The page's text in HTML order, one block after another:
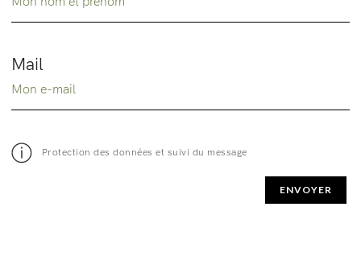
Mail
Protection des données et suivi du message
ENVOYER